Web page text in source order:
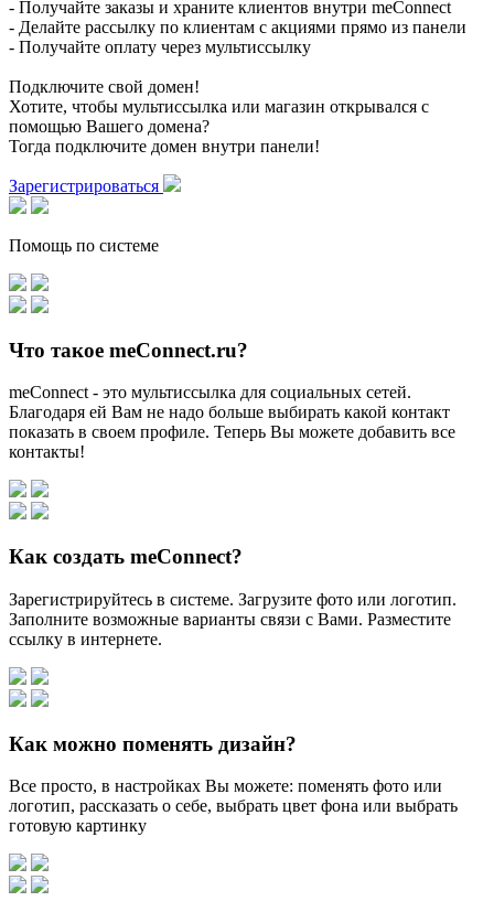
- Получайте заказы и храните клиентов внутри meConnect
- Делайте рассылку по клиентам с акциями прямо из панели
- Получайте оплату через мультиссылку
Подключите свой домен!
Хотите, чтобы мультиссылка или магазин открывался с
помощью Вашего домена?
Тогда подключите домен внутри панели!
Зарегистрироваться
Помощь по системе
Что такое meConnect.ru?
meConnect - это мультиссылка для социальных сетей.
Благодаря ей Вам не надо больше выбирать какой контакт
показать в своем профиле. Теперь Вы можете добавить все
контакты!
Как создать meConnect?
Зарегистрируйтесь в системе. Загрузите фото или логотип.
Заполните возможные варианты связи с Вами. Разместите
ссылку в интернете.
Как можно поменять дизайн?
Все просто, в настройках Вы можете: поменять фото или
логотип, рассказать о себе, выбрать цвет фона или выбрать
готовую картинку